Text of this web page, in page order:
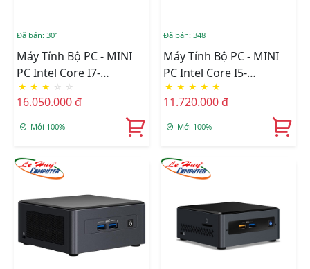
Đã bán: 301
Máy Tính Bộ PC - MINI
PC Intel Core I7-
1165G7/Intel Iris Xe
Graphics/Wifi 6 +
Bluetooth/Ram Option/
(RNUC11PAHi70000)
★ ★ ★ ☆ ☆
16.050.000 đ
Mới 100%
Đã bán: 348
Máy Tính Bộ PC - MINI
PC Intel Core I5-
1135G7/Intel Iris Xe
Graphics/Wifi 6 +
Bluetooth/Ram Option/
(BNUC11TNHI50000)
★ ★ ★ ★ ★
11.720.000 đ
Mới 100%